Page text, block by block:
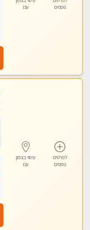
נוספים
עכו
לפרטים
נוספים
עיסוי בצפון
עכו